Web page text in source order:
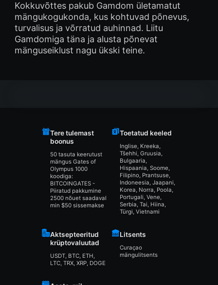
Kokkuvõttes pakub Gamdom ületamatut
mängukogukonda, kus kohtuvad põnevus,
turvalisus ja võrratud auhinnad. Liitu
Gamdomiga täna ja alusta põnevat
mänguseiklust nagu ükski teine.
Tere tulemast
boonus
50 tasuta keerutust
mängus Gates of
Olympus 1000
koodiga:
BITCOINGATES -
Piiratud pakkumine
2500 nõuet saadaval
min $50 sissemakse
Toetatud keeled
Inglise, Kreeka,
Tšehhi, Gruusia,
Bulgaaria,
Hispaania, Soome,
Filipino, Prantsuse,
Indoneesia, Jaapani,
Korea, Norra, Poola,
Portugali, Vene,
Serbia, Tai, Hiina,
Türgi, Vietnami
Aktsepteeritud
krüptovaluutad
USDT, BTC, ETH,
LTC, TRX, XRP, DOGE
Litsents
Curaçao
mängulitsents